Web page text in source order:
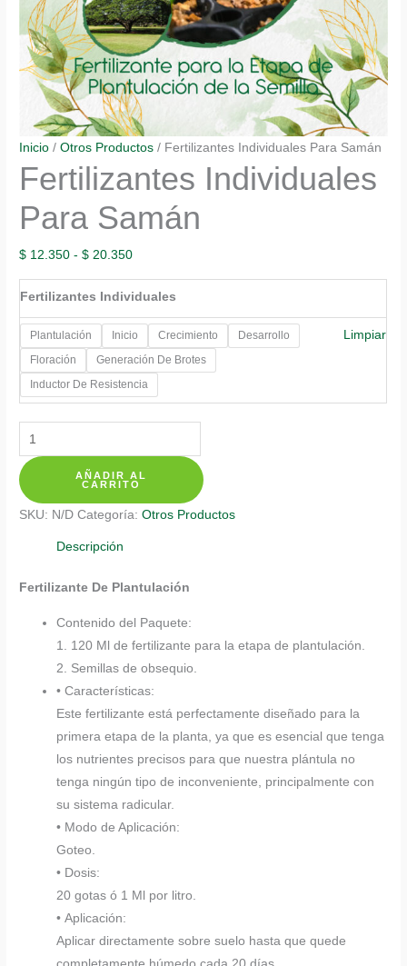
Inicio /Otros Productos / Fertilizantes Individuales Para Samán
Fertilizantes Individuales
Para Samán
$ 12.350 - $ 20.350Rango
de
precios:
desde
$ 12.350
hasta
$ 20.350
Fertilizantes Individuales
Plantulación Inicio Crecimiento
Desarrollo
Floración
Generación De Brotes
Inductor De Resistencia
Limpiar
Fertilizantes
Individuales
Para
Samán
cantidad
AÑADIR AL
CARRITO
SKU: N/D Categoría:Otros Productos
Descripción
Fertilizante De Plantulación
Contenido del Paquete:
1. 120 Ml de fertilizante para la etapa de plantulación.
2. Semillas de obsequio.
• Características:
Este fertilizante está perfectamente diseñado para la
primera etapa de la planta, ya que es esencial que tenga
los nutrientes precisos para que nuestra plántula no
tenga ningún tipo de inconveniente, principalmente con
su sistema radicular.
• Modo de Aplicación:
Goteo.
• Dosis:
20 gotas ó 1 Ml por litro.
• Aplicación:
Aplicar directamente sobre suelo hasta que quede